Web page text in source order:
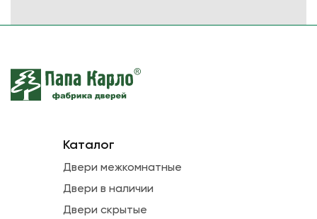
Каталог
Двери межкомнатные
Двери в наличии
Двери скрытые